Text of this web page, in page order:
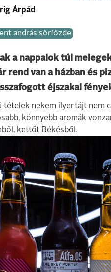
Árpád
andrás sörfőzde
a nappalok túl
rend van a házban és
éjszakai
tételek nekem ilyentájt nem
könnyebb aromák
kettőt Békésből.